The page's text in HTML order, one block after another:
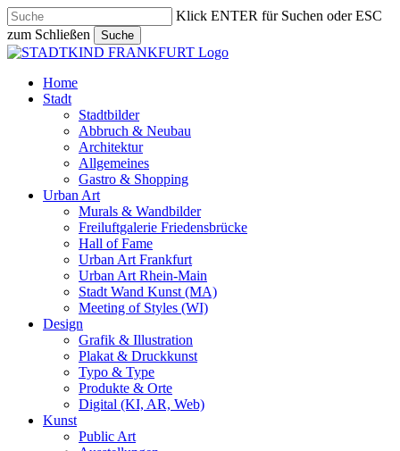
Skip
to
main
content
Klick ENTER für Suchen oder ESC
zum Schließen
Suche
Close
search
Menu
Home
Stadt
Stadtbilder
Abbruch & Neubau
Architektur
Allgemeines
Gastro & Shopping
Urban Art
Murals & Wandbilder
Freiluftgalerie Friedensbrücke
Hall of Fame
Urban Art Frankfurt
Urban Art Rhein-Main
Stadt Wand Kunst (MA)
Meeting of Styles (WI)
Design
Grafik & Illustration
Plakat & Druckkunst
Typo & Type
Produkte & Orte
Digital (KI, AR, Web)
Kunst
Public Art